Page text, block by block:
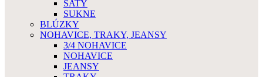
ŠATY
SUKNE
BLÚZKY
NOHAVICE, TRAKY, JEANSY
3/4 NOHAVICE
NOHAVICE
JEANSY